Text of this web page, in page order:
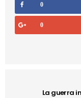
0
0
La guerra